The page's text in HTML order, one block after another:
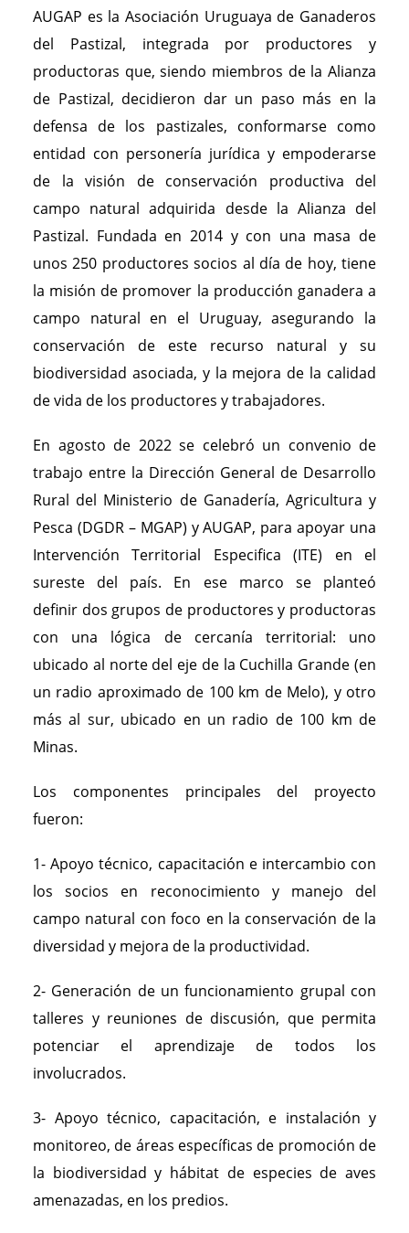
AUGAP es la Asociación Uruguaya de Ganaderos
del Pastizal, integrada por productores y
productoras que, siendo miembros de la Alianza
de Pastizal, decidieron dar un paso más en la
defensa de los pastizales, conformarse como
entidad con personería jurídica y empoderarse
de la visión de conservación productiva del
campo natural adquirida desde la Alianza del
Pastizal. Fundada en 2014 y con una masa de
unos 250 productores socios al día de hoy, tiene
la misión de promover la producción ganadera a
campo natural en el Uruguay, asegurando la
conservación de este recurso natural y su
biodiversidad asociada, y la mejora de la calidad
de vida de los productores y trabajadores.
En agosto de 2022 se celebró un convenio de
trabajo entre la Dirección General de Desarrollo
Rural del Ministerio de Ganadería, Agricultura y
Pesca (DGDR – MGAP) y AUGAP, para apoyar una
Intervención Territorial Especifica (ITE) en el
sureste del país. En ese marco se planteó
definir dos grupos de productores y productoras
con una lógica de cercanía territorial: uno
ubicado al norte del eje de la Cuchilla Grande (en
un radio aproximado de 100 km de Melo), y otro
más al sur, ubicado en un radio de 100 km de
Minas.
Los componentes principales del proyecto
fueron:
1- Apoyo técnico, capacitación e intercambio con
los socios en reconocimiento y manejo del
campo natural con foco en la conservación de la
diversidad y mejora de la productividad.
2- Generación de un funcionamiento grupal con
talleres y reuniones de discusión, que permita
potenciar el aprendizaje de todos los
involucrados.
3- Apoyo técnico, capacitación, e instalación y
monitoreo, de áreas específicas de promoción de
la biodiversidad y hábitat de especies de aves
amenazadas, en los predios.